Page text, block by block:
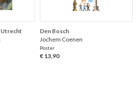
Utrecht
Den Bosch
Jochem Coenen
Poster
€ 13,90